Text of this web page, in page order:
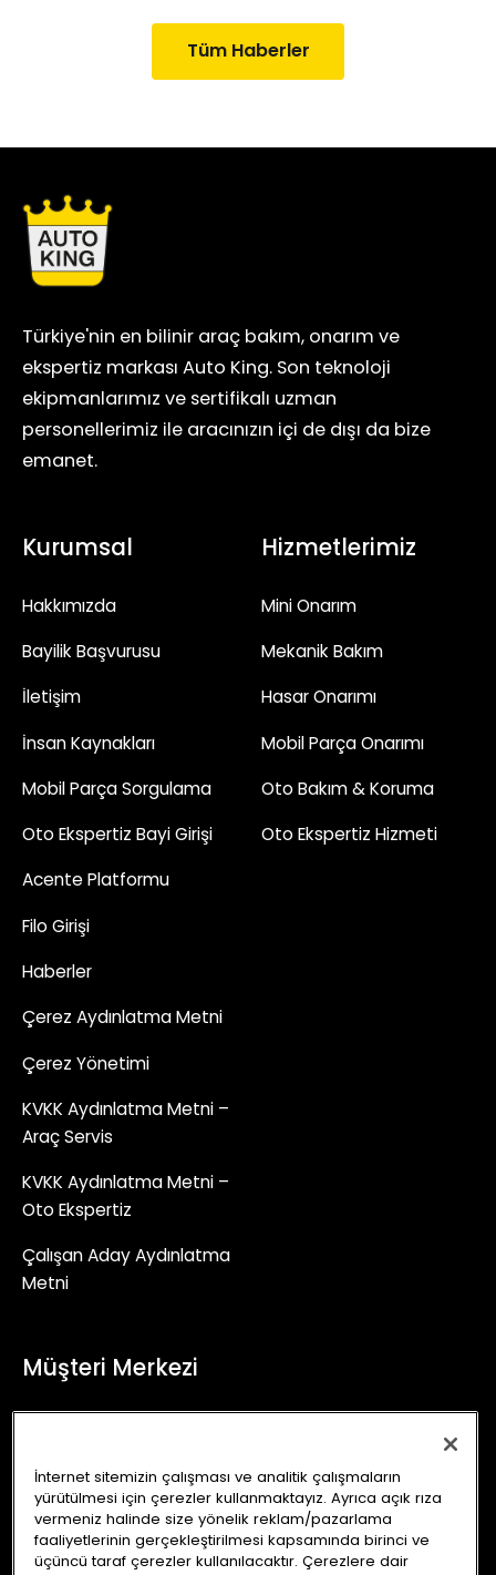
Tüm Haberler
Türkiye'nin en bilinir araç bakım, onarım ve
ekspertiz markası Auto King. Son teknoloji
ekipmanlarımız ve sertifikalı uzman
personellerimiz ile aracınızın içi de dışı da bize
emanet.
Kurumsal
Hakkımızda
Bayilik Başvurusu
İletişim
İnsan Kaynakları
Mobil Parça Sorgulama
Oto Ekspertiz Bayi Girişi
Acente Platformu
Filo Girişi
Haberler
Çerez Aydınlatma Metni
Çerez Yönetimi
KVKK Aydınlatma Metni –
Araç Servis
KVKK Aydınlatma Metni –
Oto Ekspertiz
Çalışan Aday Aydınlatma
Metni
Hizmetlerimiz
Mini Onarım
Mekanik Bakım
Hasar Onarımı
Mobil Parça Onarımı
Oto Bakım & Koruma
Oto Ekspertiz Hizmeti
Müşteri Merkezi
İletişim Formu
info@autoking.com.tr
İnternet sitemizin çalışması ve analitik çalışmaların
yürütülmesi için çerezler kullanmaktayız. Ayrıca açık rıza
vermeniz halinde size yönelik reklam/pazarlama
faaliyetlerinin gerçekleştirilmesi kapsamında birinci ve
üçüncü taraf çerezler kullanılacaktır. Çerezlere dair